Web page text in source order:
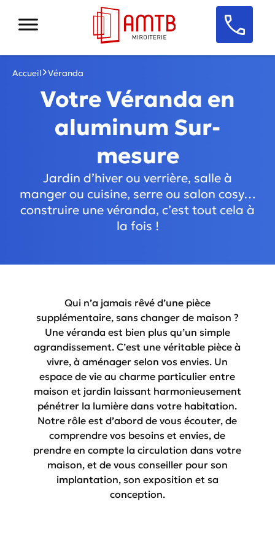
Accueil Véranda
Votre Véranda en
aluminum Sur-
mesure
Jardin d’hiver ou verrière, salle à
manger ou cuisine, serre ou salon cosy…
construire une véranda, c’est tout cela à
la fois !
Qui n’a jamais rêvé d’une pièce
supplémentaire, sans changer de maison ?
Une véranda est bien plus qu’un simple
agrandissement. C’est une véritable pièce à
vivre, à aménager selon vos envies. Un
espace de vie au charme particulier entre
maison et jardin laissant harmonieusement
pénétrer la lumière dans votre habitation.
Notre rôle est d’abord de vous écouter, de
comprendre vos besoins et envies, de
prendre en compte la circulation dans votre
maison, et de vous conseiller pour son
implantation, son exposition et sa
conception.